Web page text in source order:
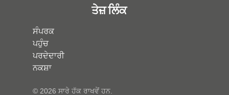
ਤੇਜ਼ ਲਿੰਕ
ਸੰਪਰਕ
ਪਹੁੰਚ
ਪਰਦੇਦਾਰੀ
ਨਕਸ਼ਾ
© 2026 ਸਾਰੇ ਹੱਕ ਰਾਖਵੇਂ ਹਨ.